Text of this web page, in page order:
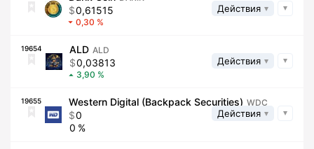
0,61515
0,30
Действия
19654 ALD ALD
0,03813
3,90
Действия
19655 Western Digital (Backpack Securities) WDC
0
0
Действия